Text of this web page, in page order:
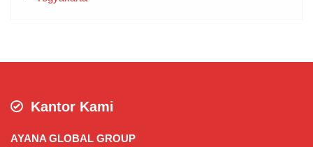
Kantor Kami
AYANA GLOBAL GROUP